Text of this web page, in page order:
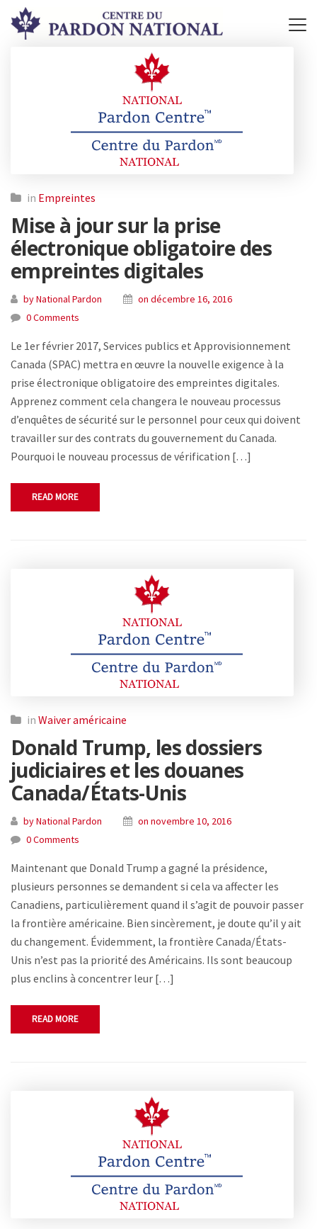
in Empreintes
Mise à jour sur la prise
électronique obligatoire des
empreintes digitales
by National Pardon
on décembre 16, 2016
0 Comments
Le 1er février 2017, Services publics et Approvisionnement
Canada (SPAC) mettra en œuvre la nouvelle exigence à la
prise électronique obligatoire des empreintes digitales.
Apprenez comment cela changera le nouveau processus
d’enquêtes de sécurité sur le personnel pour ceux qui doivent
travailler sur des contrats du gouvernement du Canada.
Pourquoi le nouveau processus de vérification […]
READ MORE
in Waiver américaine
Donald Trump, les dossiers
judiciaires et les douanes
Canada/États-Unis
by National Pardon
on novembre 10, 2016
0 Comments
Maintenant que Donald Trump a gagné la présidence,
plusieurs personnes se demandent si cela va affecter les
Canadiens, particulièrement quand il s’agit de pouvoir passer
la frontière américaine. Bien sincèrement, je doute qu’il y ait
du changement. Évidemment, la frontière Canada/États-
Unis n’est pas la priorité des Américains. Ils sont beaucoup
plus enclins à concentrer leur […]
READ MORE